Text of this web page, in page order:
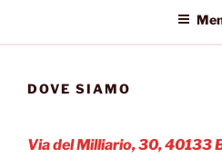
DOVE SIAMO
Via del Milliario, 30, 40133